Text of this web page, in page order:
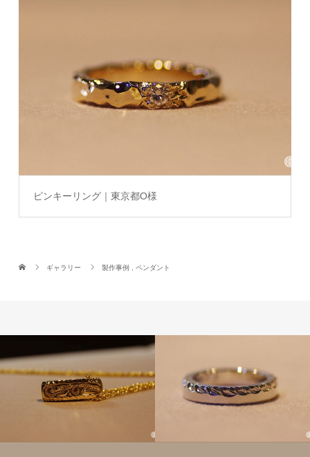
ピンキーリング｜東京都O様
ギャラリー 製作事例 ,ペンダント